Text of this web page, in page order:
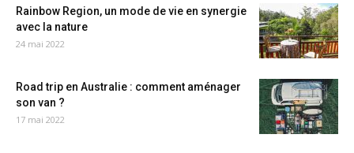
Rainbow Region, un mode de vie en synergie
avec la nature
24 mai 2022
Road trip en Australie : comment aménager
son van ?
17 mai 2022